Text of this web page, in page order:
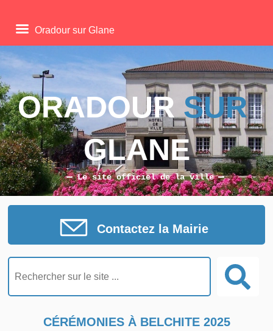
ORADOUR SUR
GLANE
Le site officiel de la ville
CÉRÉMONIES À BELCHITE 2025
Oradour sur Glane